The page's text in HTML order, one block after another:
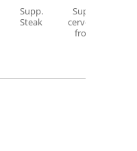
Supp.
Steak
Supp.
cervelas
froid